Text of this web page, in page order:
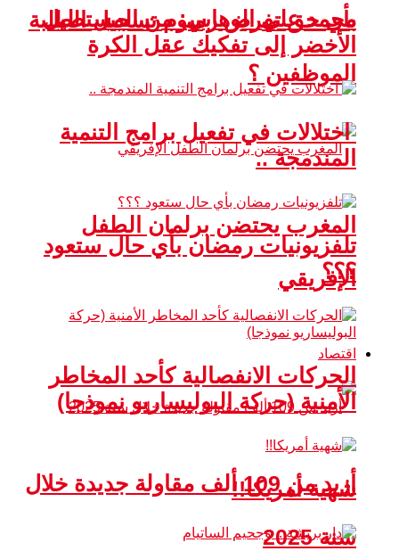
بأي حق تفرض رسوم تسجيل الطلبة
الموظفين ؟
المغرب يحتضن برلمان الطفل
الإفريقي
اقتصاد
أزيد من 109 ألف مقاولة جديدة خلال
سنة 2025
محمد علي الوهابي: من المستطيل
الأخضر إلى تفكيك عقل الكرة
اختلالات في تفعيل برامج التنمية
المندمجة ..
تلفزيونيات رمضان بأي حال ستعود
؟؟؟
الحركات الانفصالية كأحد المخاطر
الأمنية (حركة البوليساريو نموذجا)
شهية أمريكا!!